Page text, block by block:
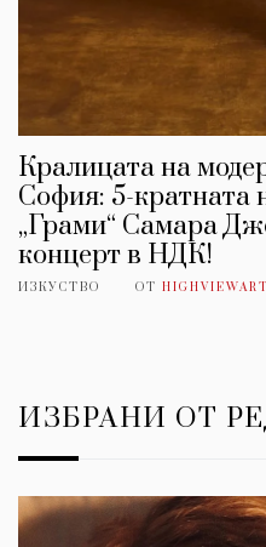
Кралицата на
София: 5-кратната
„Грами“ Самара
концерт в НДК!
ИЗКУСТВО ОТ HIGHVIEWART
ИЗБРАНИ ОТ